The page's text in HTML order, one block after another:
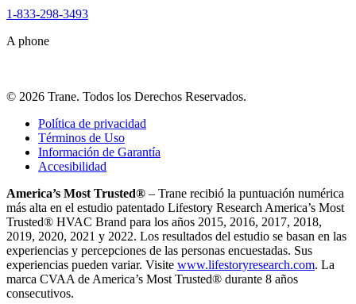
1-833-298-3493
A phone
© 2026 Trane. Todos los Derechos Reservados.
Política de privacidad
Términos de Uso
Información de Garantía
Accesibilidad
America’s Most Trusted® – Trane recibió la puntuación numérica
más alta en el estudio patentado Lifestory Research America’s Most
Trusted® HVAC Brand para los años 2015, 2016, 2017, 2018,
2019, 2020, 2021 y 2022. Los resultados del estudio se basan en las
experiencias y percepciones de las personas encuestadas. Sus
experiencias pueden variar. Visite www.lifestoryresearch.com. La
marca CVAA de America’s Most Trusted® durante 8 años
consecutivos.